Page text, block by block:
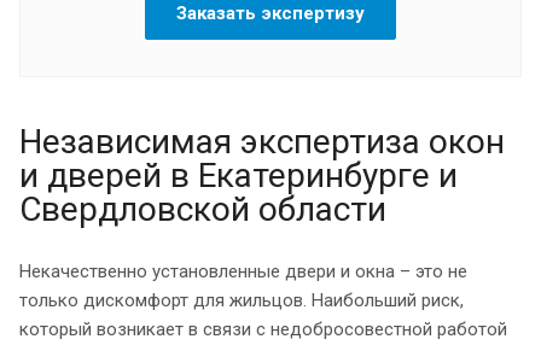
Заказать экспертизу
Независимая экспертиза окон
и дверей в Екатеринбурге и
Свердловской области
Некачественно установленные двери и окна – это не
только дискомфорт для жильцов. Наибольший риск,
который возникает в связи с недобросовестной работой